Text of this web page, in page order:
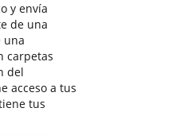
y envía
de una
una
carpetas
del
acceso a tus
tus